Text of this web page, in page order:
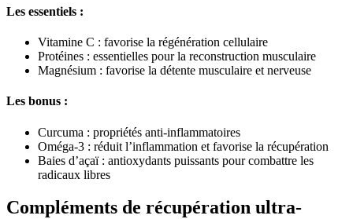
Les essentiels :
Vitamine C : favorise la régénération cellulaire
Protéines : essentielles pour la reconstruction musculaire
Magnésium : favorise la détente musculaire et nerveuse
Les bonus :
Curcuma : propriétés anti-inflammatoires
Oméga-3 : réduit l’inflammation et favorise la récupération
Baies d’açaï : antioxydants puissants pour combattre les
radicaux libres
Compléments de récupération ultra-